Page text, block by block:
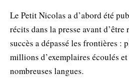
Le Petit Nicolas a d’abord été
récits dans la presse avant d’être
succès a dépassé les frontières :
millions d’exemplaires écoulés
nombreuses langues.